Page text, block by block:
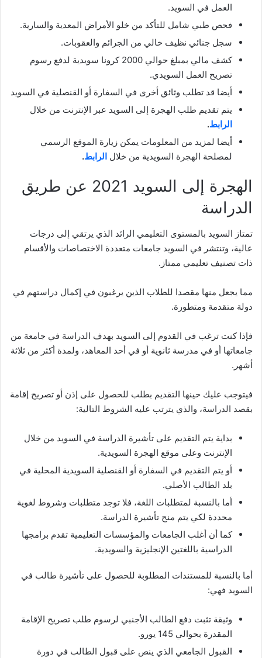
العمل في السويد.
فحص طبي شامل للتأكد من خلو الأمراض المعدية والسارية.
سجل جنائي نظيف خالي من الجرائم والعقوبات.
كشف مالي بمبلغ حوالي 2000 كرونا سويدية لدفع رسوم
تصريح العمل السويدي.
أيضا قد تطلب وثائق أخرى في السفارة أو القنصلية في السويد
يتم تقديم طلب الهجرة إلى السويد عبر الإنترنت من خلال
الرابط.
أيضا لمزيد من المعلومات يمكن زيارة الموقع الرسمي
لمصلحة الهجرة السويدية من خلال الرابط.
الهجرة إلى السويد 2021 عن طريق
الدراسة
تمتاز السويد بالمستوى التعليمي الرائد الذي يرتقي إلى درجات
عالية، وتنتشر في السويد جامعات متعددة الاختصاصات والأقسام
ذات تصنيف تعليمي ممتاز.
مما يجعل منها مقصدا للطلاب الذين يرغبون في إكمال دراستهم في
دولة متقدمة ومتطورة.
فإذا كنت ترغب في القدوم إلى السويد بهدف الدراسة في جامعة من
جامعاتها أو في مدرسة ثانوية أو في أحد المعاهد، ولمدة أكثر من ثلاثة
أشهر.
فيتوجب عليك حينها التقديم بطلب للحصول على إذن أو تصريح إقامة
بقصد الدراسة، والذي يترتب عليه الشروط التالية:
بداية يتم التقديم على تأشيرة الدراسة في السويد من خلال
الإنترنت وعلى موقع الهجرة السويدية.
أو يتم التقديم في السفارة أو القنصلية السويدية المحلية في
بلد الطالب الأصلي.
أما بالنسبة لمتطلبات اللغة، فلا توجد متطلبات وشروط لغوية
محددة لكي يتم منح تأشيرة الدراسة.
كما أن أغلب الجامعات والمؤسسات التعليمية تقدم برامجها
الدراسية باللغتين الإنجليزية والسويدية.
أما بالنسبة للمستندات المطلوبة للحصول على تأشيرة طالب في
السويد فهي:
وثيقة تثبت دفع الطالب الأجنبي لرسوم طلب تصريح الإقامة
المقدرة بحوالي 145 يورو.
القبول الجامعي الذي ينص على قبول الطالب في دورة